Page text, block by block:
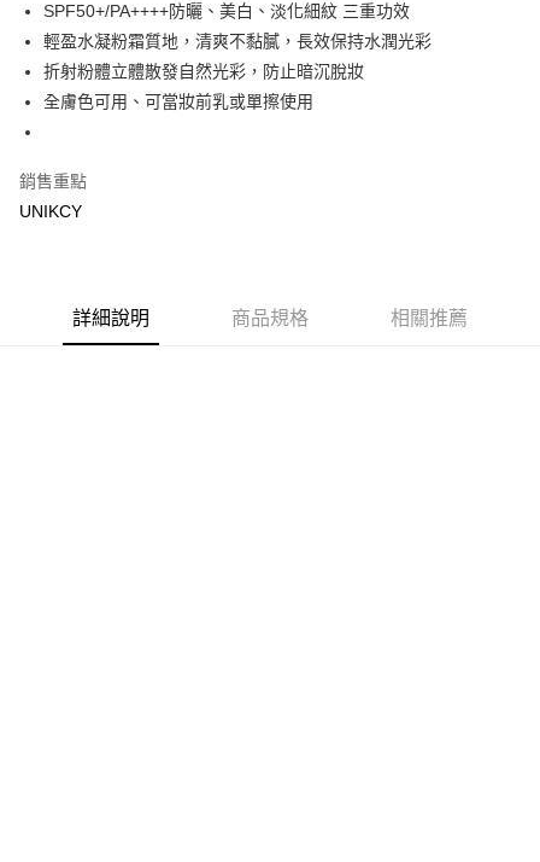
街口支付
悠遊付
運送方式
7-11取貨付款［需3-5個工作天不含預購商品］
每筆NT$70，滿NT$499(含以上)免運費
SPF50+/PA++++防曬、美白、淡化細紋 三重功效
輕盈水凝粉霜質地，清爽不黏膩，長效保持水潤光彩
折射粉體立體散發自然光彩，防止暗沉脫妝
全膚色可用、可當妝前乳或單擦使用
銷售重點
UNIKCY
詳細說明 商品規格 相關推薦